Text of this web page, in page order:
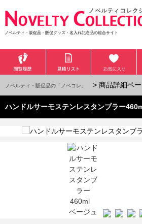
ノベルティ・販促品・販促グッズ・名入れ記念品の総合サイト
ノベルティ・販促品の「ノベコレ」 > 商品詳細ペ
ハンドルサーモステンレスタンブラー